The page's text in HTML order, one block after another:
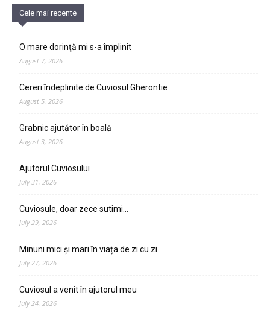
Cele mai recente
O mare dorinţă mi s-a împlinit
August 7, 2026
Cereri îndeplinite de Cuviosul Gherontie
August 5, 2026
Grabnic ajutător în boală
August 3, 2026
Ajutorul Cuviosului
July 31, 2026
Cuviosule, doar zece sutimi…
July 29, 2026
Minuni mici și mari în viața de zi cu zi
July 27, 2026
Cuviosul a venit în ajutorul meu
July 24, 2026